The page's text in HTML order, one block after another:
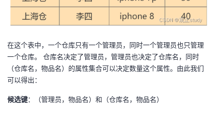
在这个表中，一个仓库只有一个管理员，同时一个管理员也只管理
一个仓库。 仓库名决定了管理员，管理员也决定了仓库名，同时
（仓库名，物品名）的属性集合可以决定数量这个属性。由此我们
可以得出：
候选键：（管理员，物品名）和（仓库名，物品名）